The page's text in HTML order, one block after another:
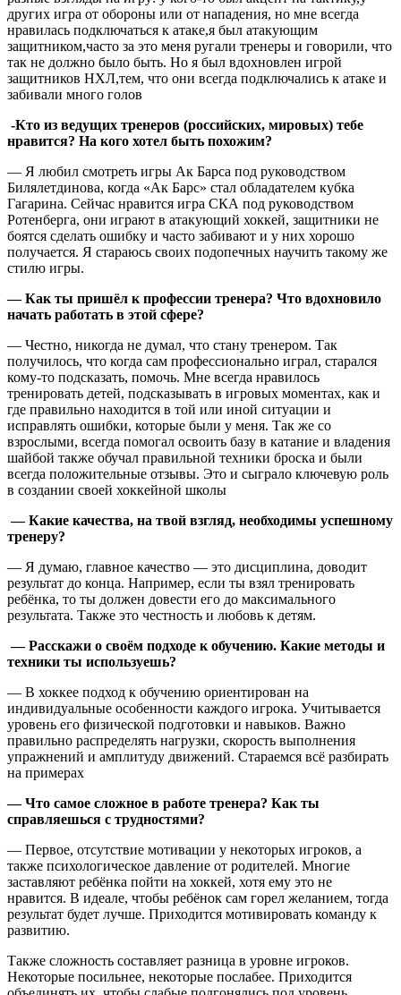
других игра от обороны или от нападения, но мне всегда
нравилась подключаться к атаке,я был атакующим
защитником,часто за это меня ругали тренеры и говорили, что
так не должно было быть. Но я был вдохновлен игрой
защитников НХЛ,тем, что они всегда подключались к атаке и
забивали много голов
-Кто из ведущих тренеров (российских, мировых) тебе
нравится? На кого хотел быть похожим?
— Я любил смотреть игры Ак Барса под руководством
Билялетдинова, когда «Ак Барс» стал обладателем кубка
Гагарина. Сейчас нравится игра СКА под руководством
Ротенберга, они играют в атакующий хоккей, защитники не
боятся сделать ошибку и часто забивают и у них хорошо
получается. Я стараюсь своих подопечных научить такому же
стилю игры.
— Как ты пришёл к профессии тренера? Что вдохновило
начать работать в этой сфере?
— Честно, никогда не думал, что стану тренером. Так
получилось, что когда сам профессионально играл, старался
кому-то подсказать, помочь. Мне всегда нравилось
тренировать детей, подсказывать в игровых моментах, как и
где правильно находится в той или иной ситуации и
исправлять ошибки, которые были у меня. Так же со
взрослыми, всегда помогал освоить базу в катание и владения
шайбой также обучал правильной техники броска и были
всегда положительные отзывы. Это и сыграло ключевую роль
в создании своей хоккейной школы
— Какие качества, на твой взгляд, необходимы успешному
тренеру?
— Я думаю, главное качество — это дисциплина, доводит
результат до конца. Например, если ты взял тренировать
ребёнка, то ты должен довести его до максимального
результата. Также это честность и любовь к детям.
— Расскажи о своём подходе к обучению. Какие методы и
техники ты используешь?
— В хоккее подход к обучению ориентирован на
индивидуальные особенности каждого игрока. Учитывается
уровень его физической подготовки и навыков. Важно
правильно распределять нагрузки, скорость выполнения
упражнений и амплитуду движений. Стараемся всё разбирать
на примерах
— Что самое сложное в работе тренера? Как ты
справляешься с трудностями?
— Первое, отсутствие мотивации у некоторых игроков, а
также психологическое давление от родителей. Многие
заставляют ребёнка пойти на хоккей, хотя ему это не
нравится. В идеале, чтобы ребёнок сам горел желанием, тогда
результат будет лучше. Приходится мотивировать команду к
развитию.
Также сложность составляет разница в уровне игроков.
Некоторые посильнее, некоторые послабее. Приходится